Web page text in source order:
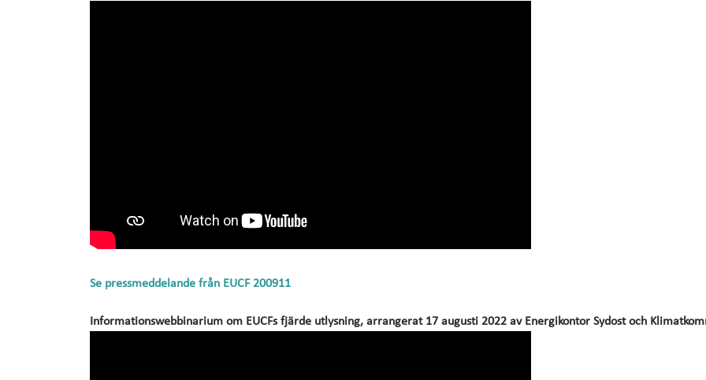
Se pressmeddelande från EUCF 200911
Informationswebbinarium om EUCFs fjärde utlysning, arrangerat 17 augusti 2022 av Energikontor Sydost och